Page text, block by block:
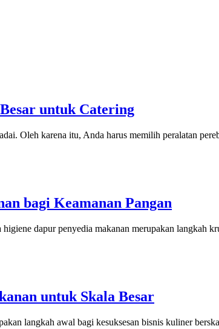
untuk Catering
Oleh karena itu, Anda harus memilih peralatan
bagi Keamanan Pangan
dapur penyedia makanan merupakan langkah
untuk Skala Besar
langkah awal bagi kesuksesan bisnis kuliner